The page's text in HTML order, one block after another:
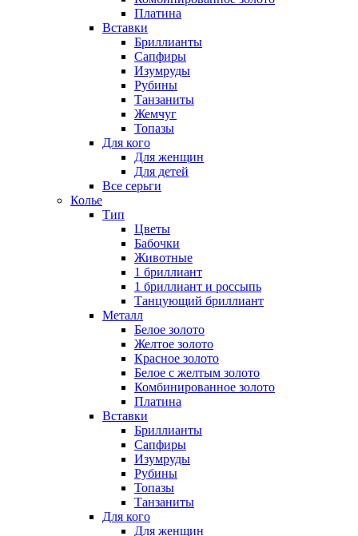
Платина
Вставки
Бриллианты
Сапфиры
Изумруды
Рубины
Танзаниты
Жемчуг
Топазы
Для кого
Для женщин
Для детей
Все серьги
Колье
Тип
Цветы
Бабочки
Животные
1 бриллиант
1 бриллиант и россыпь
Танцующий бриллиант
Металл
Белое золото
Желтое золото
Красное золото
Белое с желтым золото
Комбинированное золото
Платина
Вставки
Бриллианты
Сапфиры
Изумруды
Рубины
Топазы
Танзаниты
Для кого
Для женщин